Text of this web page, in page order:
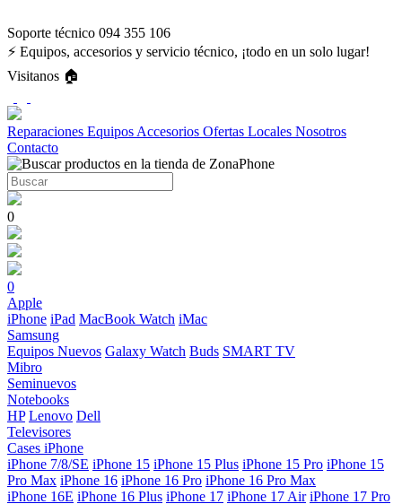
Soporte técnico 094 355 106
⚡ Equipos, accesorios y servicio técnico, ¡todo en un solo lugar!
Visitanos 🏠
Reparaciones Equipos Accesorios Ofertas Locales Nosotros
Contacto
0
0
Apple
iPhone iPad MacBook Watch iMac
Samsung
Equipos Nuevos Galaxy Watch Buds SMART TV
Mibro
Seminuevos
Notebooks
HP Lenovo Dell
Televisores
Cases iPhone
iPhone 7/8/SE iPhone 15 iPhone 15 Plus iPhone 15 Pro iPhone 15
Pro Max iPhone 16 iPhone 16 Pro iPhone 16 Pro Max
iPhone 16E iPhone 16 Plus iPhone 17 iPhone 17 Air iPhone 17 Pro